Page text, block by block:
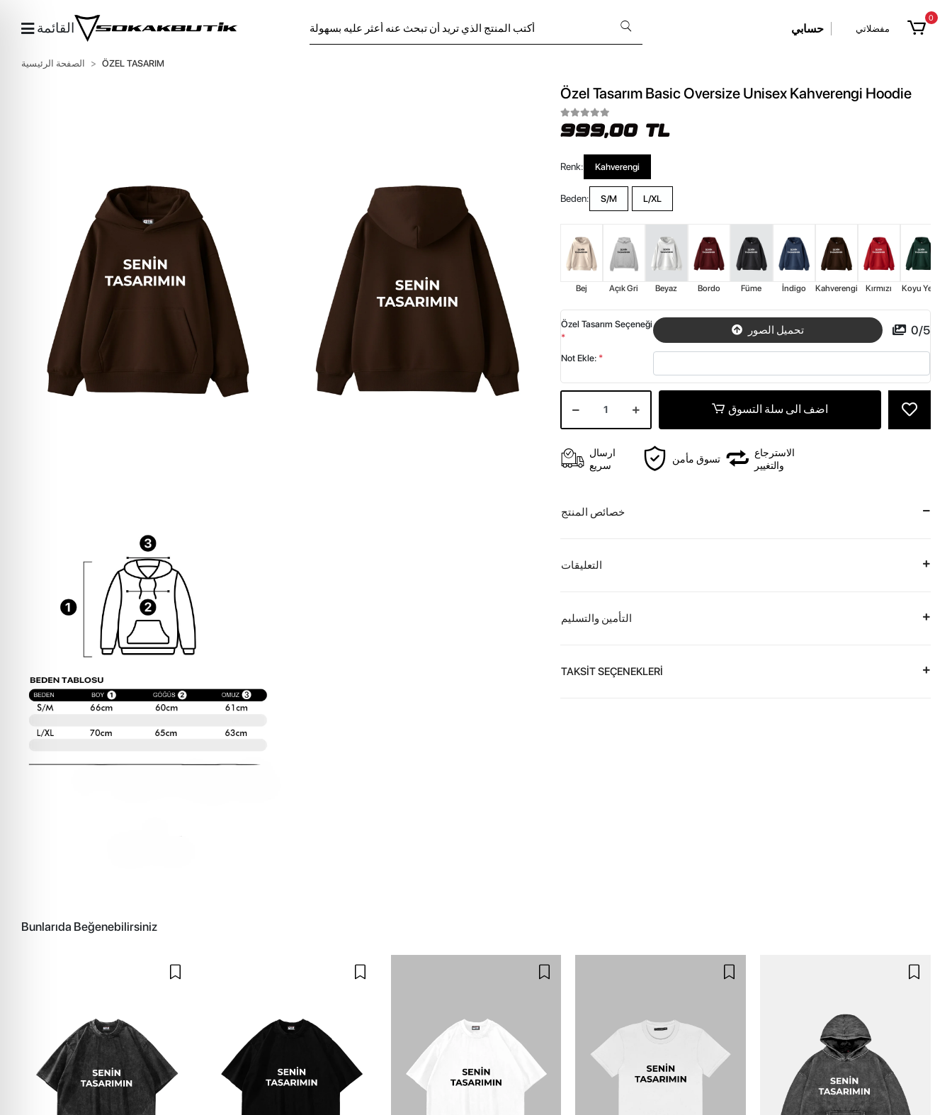
القائمة حسابي مفضلاتي
0
الصفحة الرئيسية ÖZEL TASARIM
Özel Tasarım Basic Oversize Unisex Kahverengi Hoodie
999,00 TL
Renk: Kahverengi
Beden: S/M L/XL
Bej Açık Gri Beyaz Bordo Füme İndigo Kahverengi Kırmızı Koyu Yeşil
Özel Tasarım Seçeneği
*
تحميل الصور 0/5
Not Ekle: *
اضف الى سلة التسوق
ارسال
سريع
تسوق مأمن
الاسترجاع
والتغيير
خصائص المنتج
التعليقات
التأمين والتسليم
TAKSİT SEÇENEKLERİ
Bunlarıda Beğenebilirsiniz